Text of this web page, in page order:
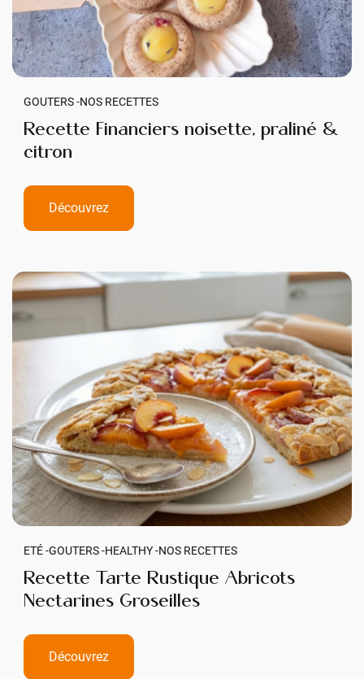
GOUTERS -NOS RECETTES
Recette Financiers noisette, praliné &
citron
Découvrez
ETÉ -GOUTERS -HEALTHY -NOS RECETTES
Recette Tarte Rustique Abricots
Nectarines Groseilles
Découvrez